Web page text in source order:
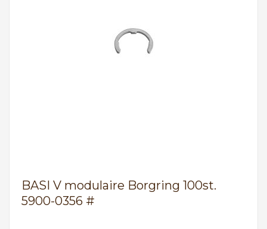
BASI V modulaire Borgring 100st.
5900-0356 #